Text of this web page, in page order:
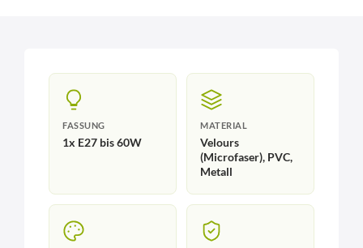
FASSUNG
1x E27 bis 60W
MATERIAL
Velours
(Microfaser), PVC,
Metall